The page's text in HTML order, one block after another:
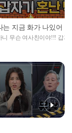
는 지금 화가 나있어
니 무슨 여사친이야!!! 갑자